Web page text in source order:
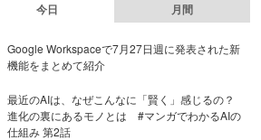
今日 月間
Google Workspaceで7月27日週に発表された新
機能をまとめて紹介
最近のAIは、なぜこんなに「賢く」感じるの？
進化の裏にあるモノとは #マンガでわかるAIの
仕組み 第2話